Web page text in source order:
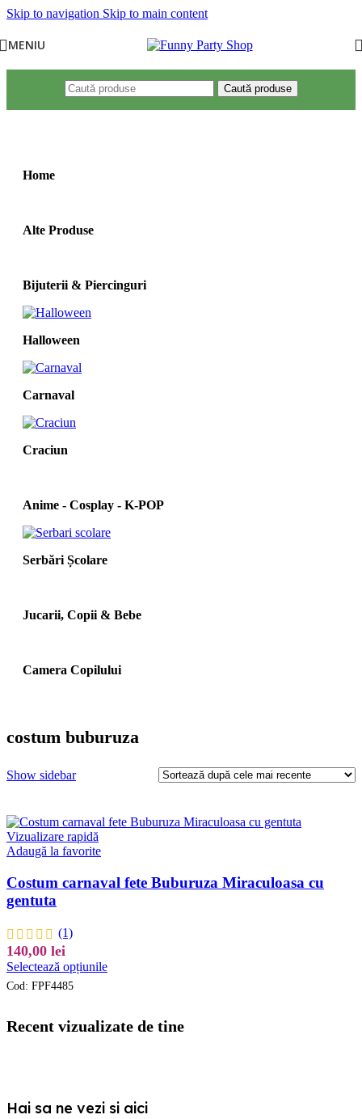
Skip to navigation Skip to main content
MENIU
Caută produse
Prima pagină/ Produse etichetate „costum buburuza”
Home
Alte Produse
Bijuterii & Piercinguri
Halloween
Carnaval
Craciun
Anime - Cosplay - K‑POP
Serbări Școlare
Jucarii, Copii & Bebe
Camera Copilului
costum buburuza
Show sidebar
Vizualizare rapidă
Adaugă la favorite
Costum carnaval fete Buburuza Miraculoasa cu
gentuta
(1)
140,00 lei
Selectează opțiunileAcest
multe
în
Cod: FPF4485
Recent vizualizate de tine
Hai sa ne vezi si aici